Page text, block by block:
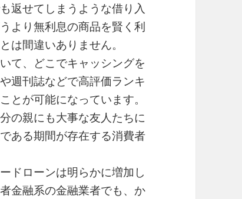
返せてしまうような借り入
より無利息の商品を賢く利
は間違いありません。
て、どこでキャッシングを
週刊誌などで高評価ランキ
とが可能になっています。
の親にも大事な友人たちに
ある期間が存在する消費者
ドローンは明らかに増加し
金融系の金融業者でも、か